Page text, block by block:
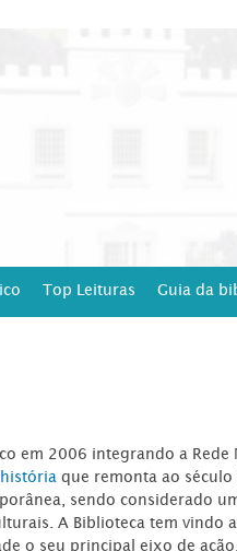
Top Leituras Guia da
em 2006 integrando a Rede
história que remonta ao
sendo considerado
A Biblioteca tem vindo
o seu principal eixo de ação.